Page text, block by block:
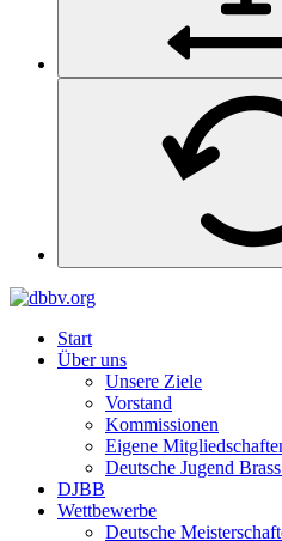
Start
Über uns
Unsere Ziele
Vorstand
Kommissionen
Eigene
Deutsche Jugend
DJBB
Wettbewerbe
Deutsche